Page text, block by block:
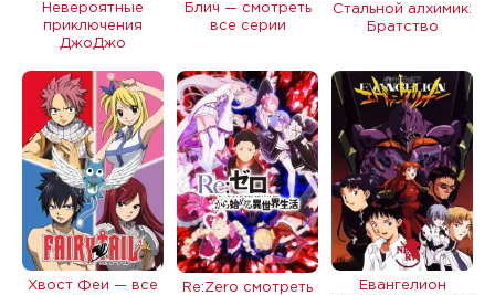
Невероятные
приключения
ДжоДжо
Блич — смотреть
все серии
Стальной алхимик:
Братство
Хвост Феи — все
Re:Zero смотреть
Евангелион